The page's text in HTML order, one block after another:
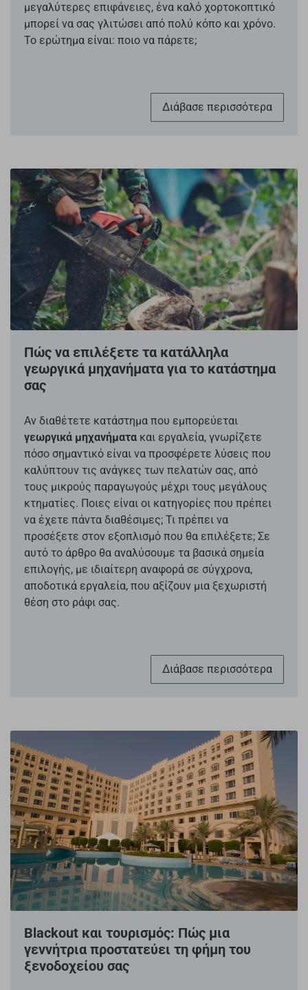
μεγαλύτερες επιφάνειες, ένα καλό χορτοκοπτικό
μπορεί να σας γλιτώσει από πολύ κόπο και χρόνο.
Το ερώτημα είναι: ποιο να πάρετε;
Διάβασε περισσότερα
Πώς να επιλέξετε τα κατάλληλα
γεωργικά μηχανήματα για το κατάστημα
σας
Αν διαθέτετε κατάστημα που εμπορεύεται
γεωργικά μηχανήματα και εργαλεία, γνωρίζετε
πόσο σημαντικό είναι να προσφέρετε λύσεις που
καλύπτουν τις ανάγκες των πελατών σας, από
τους μικρούς παραγωγούς μέχρι τους μεγάλους
κτηματίες. Ποιες είναι οι κατηγορίες που πρέπει
να έχετε πάντα διαθέσιμες; Τι πρέπει να
προσέξετε στον εξοπλισμό που θα επιλέξετε; Σε
αυτό το άρθρο θα αναλύσουμε τα βασικά σημεία
επιλογής, με ιδιαίτερη αναφορά σε σύγχρονα,
αποδοτικά εργαλεία, που αξίζουν μια ξεχωριστή
θέση στο ράφι σας.
Διάβασε περισσότερα
Blackout και τουρισμός: Πώς μια
γεννήτρια προστατεύει τη φήμη του
ξενοδοχείου σας